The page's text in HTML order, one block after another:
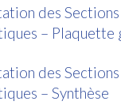
des
– Plaquette
des
– Synthèse